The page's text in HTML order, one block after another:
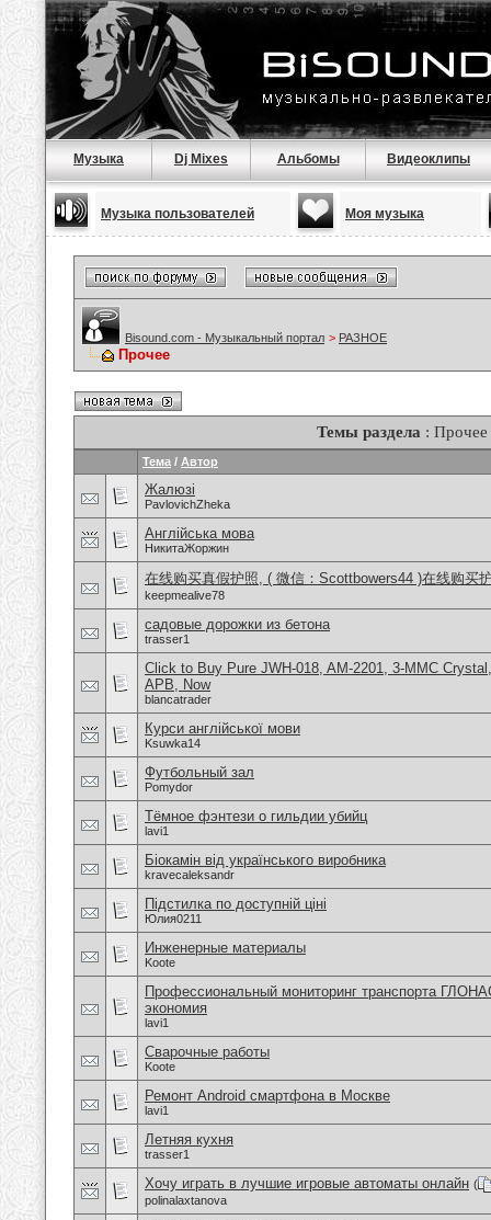
Музыка Dj Mixes Альбомы Видеоклипы
Музыка пользователей Моя музыка
Bisound.com - Музыкальный портал > РАЗНОЕ
Прочее
Темы раздела : Прочее
Тема / Автор
Жалюзі
PavlovichZheka
Англійська мова
НикитаЖоржин
在线购买真假护照, ( 微信：Scottbowers44 )在线购买
keepmealive78
садовые дорожки из бетона
trasser1
Click to Buy Pure JWH-018, AM-2201, 3-MMC
APB, Now
blancatrader
Курси англійської мови
Ksuwka14
Футбольный зал
Pomydor
Тёмное фэнтези о гильдии убийц
lavi1
Біокамін від українського виробника
kravecaleksandr
Підстилка по доступній ціні
Юлия0211
Инженерные материалы
Koote
Профессиональный мониторинг транспорта
экономия
lavi1
Сварочные работы
Koote
Ремонт Android смартфона в Москве
lavi1
Летняя кухня
trasser1
Хочу играть в лучшие игровые автоматы онлайн (
polinalaxtanova